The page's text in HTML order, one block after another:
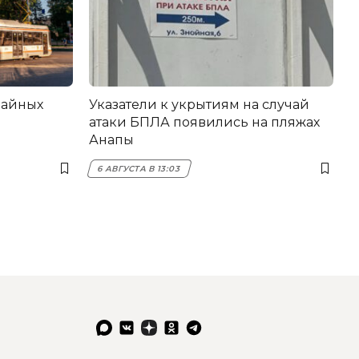
Указатели к укрытиям на случай
атаки БПЛА появились на пляжах
Анапы
6 АВГУСТА В 13:03